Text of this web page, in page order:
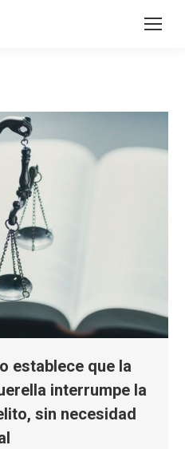
establece que la
interrumpe la
sin necesidad